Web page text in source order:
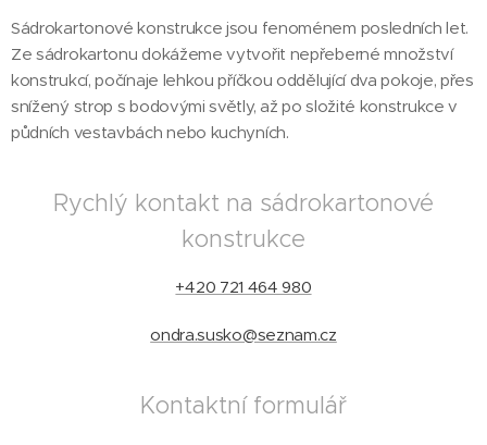
Sádrokartonové konstrukce jsou fenoménem posledních let.
Ze sádrokartonu dokážeme vytvořit nepřeberné množství
konstrukcí, počínaje lehkou příčkou oddělující dva pokoje, přes
snížený strop s bodovými světly, až po složité konstrukce v
půdních vestavbách nebo kuchyních.
Rychlý kontakt na sádrokartonové
konstrukce
+420 721 464 980
ondra.susko@seznam.cz
Kontaktní formulář